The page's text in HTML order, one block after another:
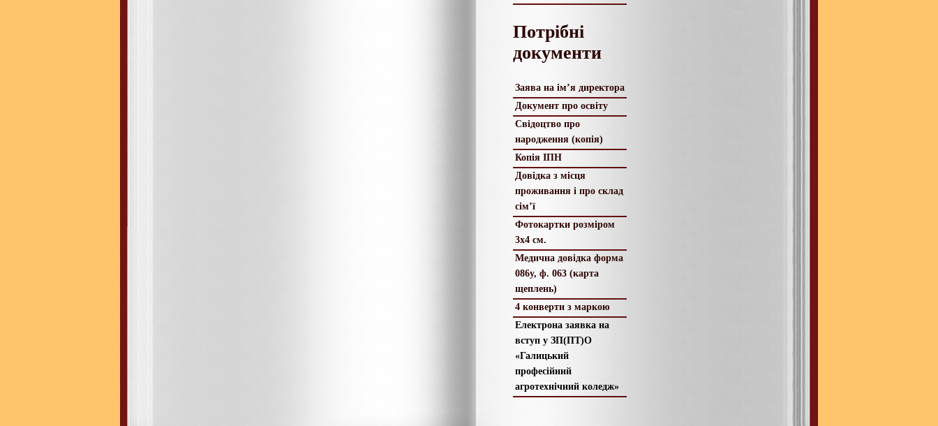
Потрібні
документи
Заява на ім’я директора
Документ про освіту
Свідоцтво про
народження (копія)
Копія ІПН
Довідка з місця
проживання і про склад
сім’ї
Фотокартки розміром
3х4 см.
Медична довідка форма
086у, ф. 063 (карта
щеплень)
4 конверти з маркою
Електрона заявка на
вступ у ЗП(ПТ)О
«Галицький
професійний
агротехнічний коледж»